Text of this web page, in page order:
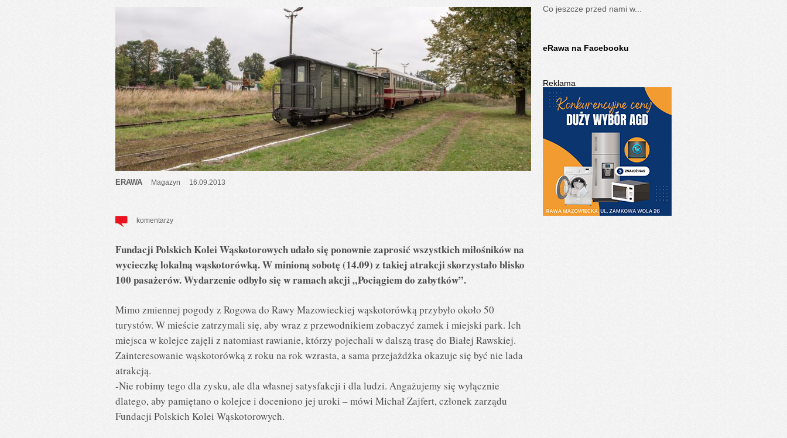
ERAWA Magazyn 16.09.2013
komentarzy
Fundacji Polskich Kolei Wąskotorowych udało się ponownie zaprosić wszystkich miłośników na
wycieczkę lokalną wąskotorówką. W minioną sobotę (14.09) z takiej atrakcji skorzystało blisko
100 pasażerów. Wydarzenie odbyło się w ramach akcji „Pociągiem do zabytków”.
Mimo zmiennej pogody z Rogowa do Rawy Mazowieckiej wąskotorówką przybyło około 50
turystów. W mieście zatrzymali się, aby wraz z przewodnikiem zobaczyć zamek i miejski park. Ich
miejsca w kolejce zajęli z natomiast rawianie, którzy pojechali w dalszą trasę do Białej Rawskiej.
Zainteresowanie wąskotorówką z roku na rok wzrasta, a sama przejażdżka okazuje się być nie lada
atrakcją.
-Nie robimy tego dla zysku, ale dla własnej satysfakcji i dla ludzi. Angażujemy się wyłącznie
dlatego, aby pamiętano o kolejce i doceniono jej uroki – mówi Michał Zajfert, członek zarządu
Fundacji Polskich Kolei Wąskotorowych.
Co jeszcze przed nami w...
eRawa na Facebooku
Reklama